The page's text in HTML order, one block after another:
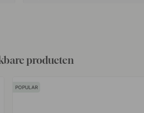
producten
POPULAR